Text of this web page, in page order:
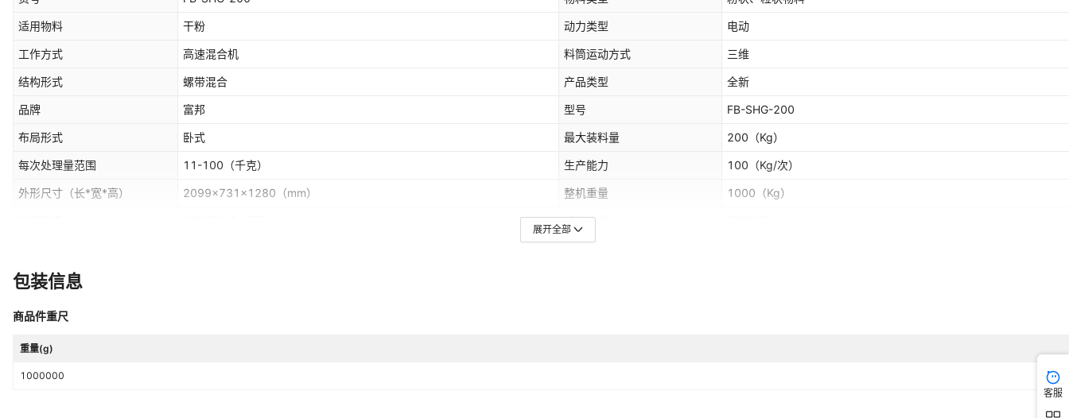
适用物料 干粉 动力类型 电动
工作方式 高速混合机 料筒运动方式 三维
结构形式 螺带混合 产品类型 全新
品牌 富邦 型号 FB-SHG-200
布局形式 卧式 最大装料量 200 （Kg）
每次处理量范围 11-100 （千克） 生产能力 100 （Kg/次）
外形尺寸（长*宽*高） 2099×731×1280 （mm） 整机重量 1000 （Kg）
卸料方式
展开全部
包装信息
商品件重尺
重量(g)
1000000
客服